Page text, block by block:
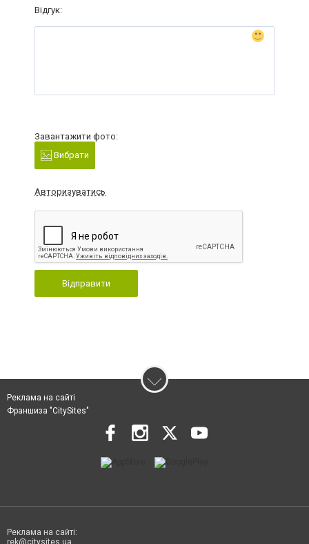
Відгук:
Завантажити фото:
Вибрати
Авторизуватись
Відправити
Реклама на сайті
Франшиза "CitySites"
Реклама на сайті:
rek@citysites.ua